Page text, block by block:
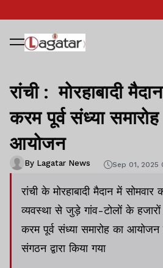
रांची : मोरहाबादी
करम पूर्व संध्या
आयोजन
By Lagatar News Sep 01, 2025
रांची के मोरहाबादी मैदान में
व्यवस्था से जुड़े गांव-टोलों के
करम पूर्व संध्या समारोह का आयोजन
संगठन द्वारा किया गया